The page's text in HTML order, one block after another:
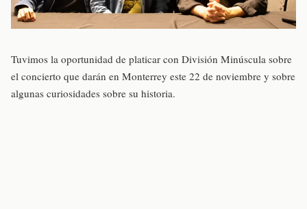
Tuvimos la oportunidad de platicar con División Minúscula sobre
el concierto que darán en Monterrey este 22 de noviembre y sobre
algunas curiosidades sobre su historia.